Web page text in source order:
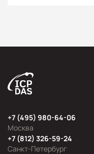
Москва
+7 (495) 980-64-06
Санкт-Петербург
+7 (812) 326-59-24